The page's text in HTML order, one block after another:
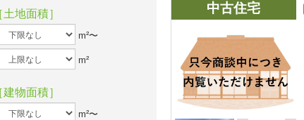
中古住宅
［土地面積］
m²〜
m²
［建物面積］
m²〜